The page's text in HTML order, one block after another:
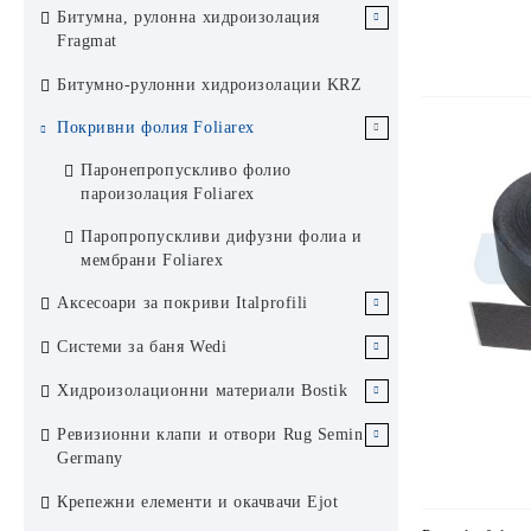
мин (размери по запитване)
Novoferm Schievano EI 60 мин
запитване)
Аксесоари за битумни керемиди
BTM
Битумни хидроизолации BTM
Битумна, рулонна хидроизолация
Laribit без посипка
Битумна, рулонна хидроизолация
Битумна, рулонна хидроизолация
Fragmat
Битумна, рулонна хидроизолация
Битумно-рулонни хидроизолации KRZ
Покривни фолия Foliarex
Паронепропускливо фолио
пароизолация Foliarex
Паропропускливи дифузни фолиа и
мембрани Foliarex
Аксесоари за покриви Italprofili
Аксесоари за плоски покриви
Italprofili
Italprofili
Italprofili
Italprofili
Системи за баня Wedi
Изолационни плочи wedi
Изолационни гъвкави плочи wedi
Хидроизолационни материали Bostik
Лепила и уплътнители Bostik
Ревизионни клапи и отвори Rug Semin
Germany
Ревизионни отвори Rug Semin
Крепежни елементи и окачвачи Ejot